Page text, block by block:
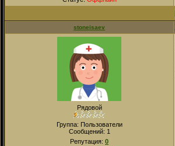
stoneisaev
Рядовой
Группа: Пользователи
Сообщений: 1
Репутация: 0